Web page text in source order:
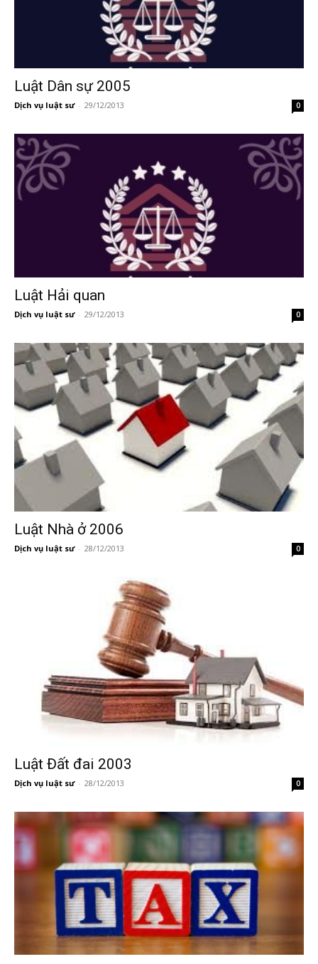
Luật Dân sự 2005
Dịch vụ luật sư - 29/12/2013 0
Luật Hải quan
Dịch vụ luật sư - 29/12/2013 0
Luật Nhà ở 2006
Dịch vụ luật sư - 28/12/2013 0
Luật Đất đai 2003
Dịch vụ luật sư - 28/12/2013 0